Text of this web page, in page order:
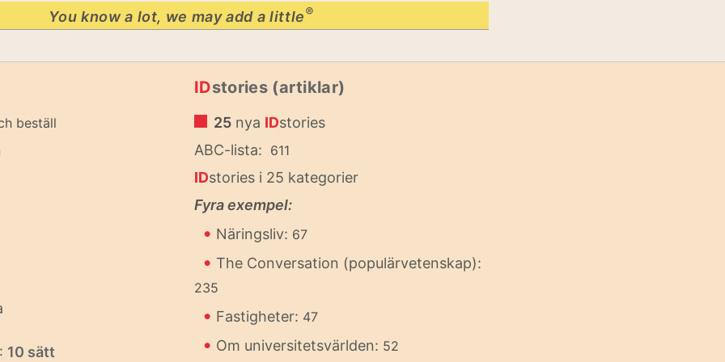
You know a lot, we may add a little®
beställ
10 sätt
IDstories (artiklar)
25 nya IDstories
ABC-lista: 611
IDstories i 25 kategorier
Fyra exempel:
• Näringsliv: 67
• The Conversation (populärvetenskap):
235
• Fastigheter: 47
• Om universitetsvärlden: 52